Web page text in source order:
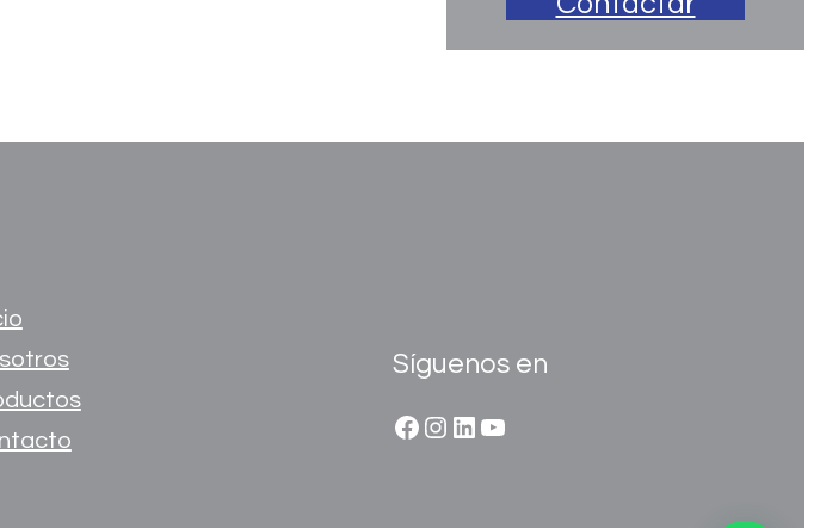
Síguenos en
Facebook
Instagram
LinkedIn
YouTube